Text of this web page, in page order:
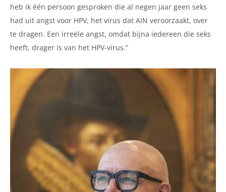
heb ik één persoon gesproken die al negen jaar geen seks
had uit angst voor HPV, het virus dat AIN veroorzaakt, over
te dragen. Een irreële angst, omdat bijna iedereen die seks
heeft, drager is van het HPV-virus.”